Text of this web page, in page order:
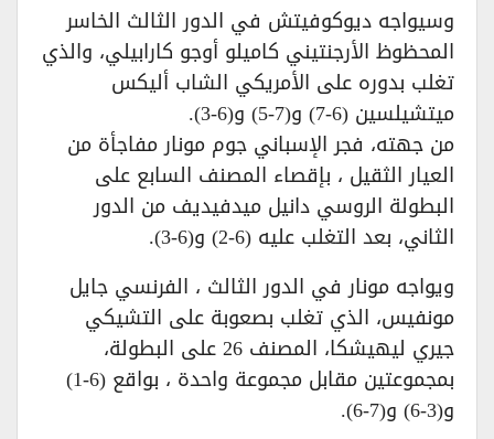
وسيواجه ديوكوفيتش في الدور الثالث الخاسر
المحظوظ الأرجنتيني كاميلو أوجو كارابيلي، والذي
تغلب بدوره على الأمريكي الشاب أليكس
ميتشيلسين (6-7) و(7-5) و(6-3).
من جهته، فجر الإسباني جوم مونار مفاجأة من
العيار الثقيل ، بإقصاء المصنف السابع على
البطولة الروسي دانيل ميدفيديف من الدور
الثاني، بعد التغلب عليه (6-2) و(6-3).
ويواجه مونار في الدور الثالث ، الفرنسي جايل
مونفيس، الذي تغلب بصعوبة على التشيكي
جيري ليهيشكا، المصنف 26 على البطولة،
بمجموعتين مقابل مجموعة واحدة ، بواقع (6-1)
و(3-6) و(7-6).